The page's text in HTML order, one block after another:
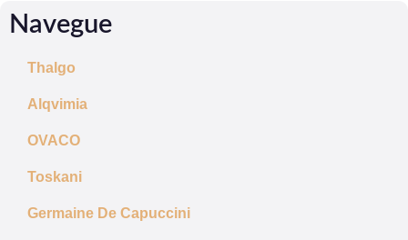
Navegue
Thalgo
Alqvimia
OVACO
Toskani
Germaine De Capuccini